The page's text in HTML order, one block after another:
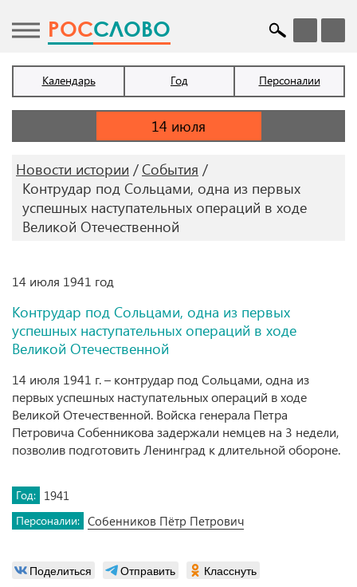
POCСЛОВО
Календарь Год Персоналии
Новости истории
События
Контрудар под Сольцами, одна из первых
успешных наступательных операций в ходе
Великой Отечественной
14 июля 1941 год
Контрудар под Сольцами, одна из первых
успешных наступательных операций в ходе
Великой Отечественной
14 июля 1941 г. – контрудар под Сольцами, одна из
первых успешных наступательных операций в ходе
Великой Отечественной. Войска генерала Петра
Петровича Собенникова задержали немцев на 3 недели,
позволив подготовить Ленинград к длительной обороне.
Год: 1941
Персоналии: Собенников Пётр Петрович
Поделиться Отправить
Класснуть